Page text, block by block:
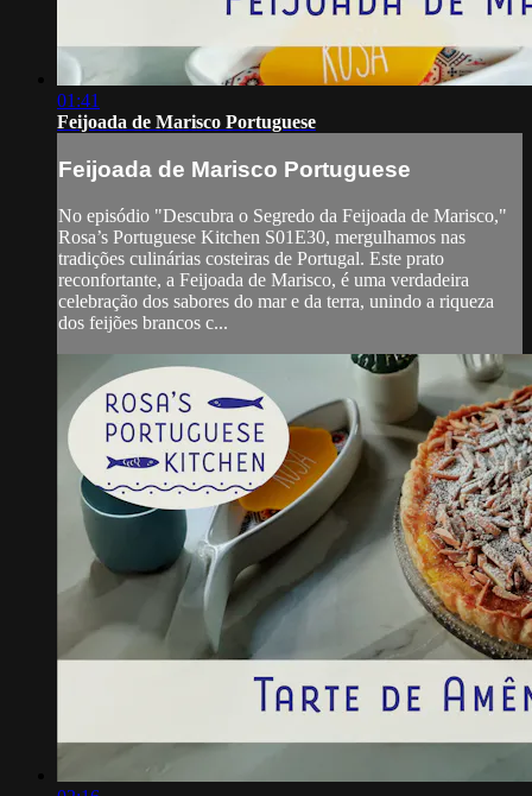
01:41
Feijoada de Marisco Portuguese
Feijoada de Marisco Portuguese
No episódio "Descubra o Segredo da Feijoada de Marisco,"
Rosa’s Portuguese Kitchen S01E30, mergulhamos nas
tradições culinárias costeiras de Portugal. Este prato
reconfortante, a Feijoada de Marisco, é uma verdadeira
celebração dos sabores do mar e da terra, unindo a riqueza
dos feijões brancos c...